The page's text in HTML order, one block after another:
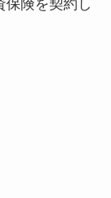
保険を契約し